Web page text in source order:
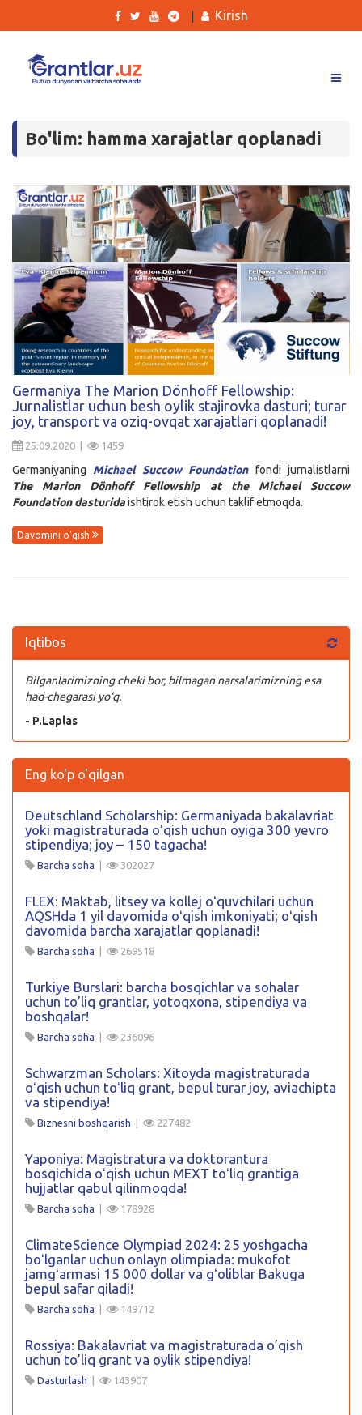
Tanlovlar
Kurslar
Yana
Qidirish
Kirish
Kirish
Bo'lim: hamma xarajatlar qoplanadi
Germaniya The Marion Dönhoff Fellowship:
Jurnalistlar uchun besh oylik stajirovka dasturi; turar
joy, transport va oziq-ovqat xarajatlari qoplanadi!
25.09.2020 | 1459
Germaniyaning Michael Succow Foundationfondi jurnalistlarni
The Marion Dönhoff Fellowship at the Michael Succow
Foundation dasturidaishtirok etish uchun taklif etmoqda.
Davomini o'qish
Iqtibos
Bilganlarimizning cheki bor, bilmagan narsalarimizning esa
had-chegarasi yo‘q.
- P.Laplas
Eng ko'p o'qilgan
Deutschland Scholarship: Germaniyada bakalavriat
yoki magistraturada oʻqish uchun oyiga 300 yevro
stipendiya; joy – 150 tagacha!
Barcha soha 302027
FLEX: Maktab, litsey va kollej oʻquvchilari uchun
AQSHda 1 yil davomida oʻqish imkoniyati; oʻqish
davomida barcha xarajatlar qoplanadi!
Barcha soha 269518
Turkiye Burslari: barcha bosqichlar va sohalar
uchun to’liq grantlar, yotoqxona, stipendiya va
boshqalar!
Barcha soha 236096
Schwarzman Scholars: Xitoyda magistraturada
oʻqish uchun toʻliq grant, bepul turar joy, aviachipta
va stipendiya!
Biznesni boshqarish 227482
Yaponiya: Magistratura va doktorantura
bosqichida oʻqish uchun MEXT toʻliq grantiga
hujjatlar qabul qilinmoqda!
Barcha soha 178928
ClimateScience Olympiad 2024: 25 yoshgacha
boʻlganlar uchun onlayn olimpiada: mukofot
jamgʻarmasi 15 000 dollar va gʻoliblar Bakuga
bepul safar qiladi!
Barcha soha 149712
Rossiya: Bakalavriat va magistraturada o’qish
uchun to’liq grant va oylik stipendiya!
Dasturlash 143907